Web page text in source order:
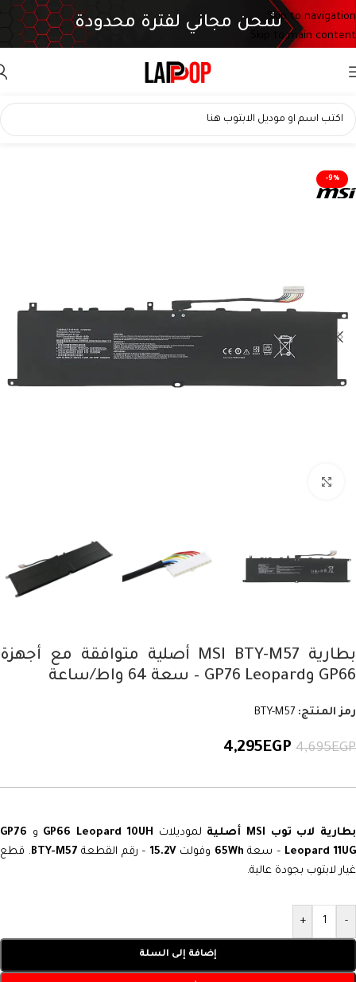
Skip to navigation
Skip to main content
شحن مجاني لفترة محدودة
-9%
بطارية MSI BTY-M57 أصلية متوافقة مع أجهزة
GP66 وGP76 Leopard – سعة 64 واط/ساعة
رمز المنتج: BTY-M57
4,695EGP
4,295EGP
بطارية لاب توب MSI أصلية لموديلات GP66 Leopard 10UH و GP76
Leopard 11UG – سعة 65Wh وفولت 15.2V – رقم القطعة BTY-M57. قطع
غيار لابتوب بجودة عالية.
-
+
إضافة إلى السلة